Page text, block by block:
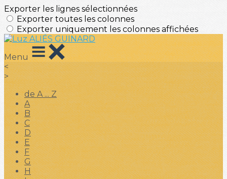
Exporter les lignes sélectionnées
Exporter toutes les colonnes
Exporter uniquement les colonnes affichées
Menu
<
>
de A ... Z
A
B
C
D
E
F
G
H